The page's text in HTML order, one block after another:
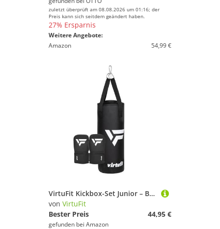
zuletzt überprüft am 08.08.2026 um 01:16; der
Preis kann sich seitdem geändert haben.
27% Ersparnis
Weitere Angebote:
Amazon
54,99 €
VirtuFit Kickbox-Set Junior – Boxsack & Boxhandschuhe – Boxset für Kinder – Kickboxen & Boxen – 8 kg – Schwarz
von VirtuFit
Bester Preis
44,95 €
gefunden bei Amazon